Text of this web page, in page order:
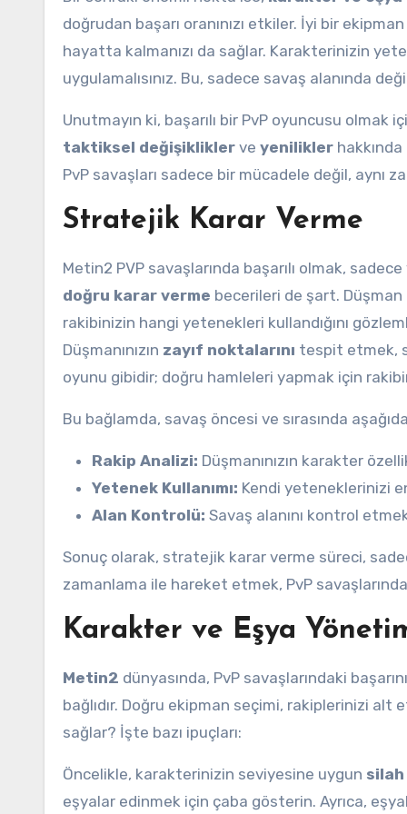
doğrudan başarı oranınızı etkiler. İyi bir
hayatta kalmanızı da sağlar. Karakterinizin
uygulamalısınız. Bu, sadece savaş alanında
Unutmayın ki, başarılı bir PvP oyuncusu
taktiksel değişiklikler ve yenilikler
PvP savaşları sadece bir mücadele değil, aynı
Stratejik Karar Verme
Metin2 PVP savaşlarında başarılı olmak,
doğru karar verme becerileri de şart.
rakibinizin hangi yetenekleri kullandığını
Düşmanınızın zayıf noktalarını tespit etmek,
oyunu gibidir; doğru hamleleri yapmak için
Bu bağlamda, savaş öncesi ve sırasında
Rakip Analizi: Düşmanınızın karakter
Yetenek Kullanımı: Kendi yeteneklerinizi
Alan Kontrolü: Savaş alanını kontrol
Sonuç olarak, stratejik karar verme süreci,
zamanlama ile hareket etmek, PvP
Karakter ve Eşya
Metin2 dünyasında, PvP savaşlarındaki
bağlıdır. Doğru ekipman seçimi, rakiplerinizi alt
sağlar? İşte bazı ipuçları:
Öncelikle, karakterinizin seviyesine uygun silah
eşyalar edinmek için çaba gösterin. Ayrıca,